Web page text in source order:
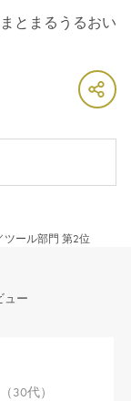
とまるうるおい
ツール部門 第2位
ュー
30代）